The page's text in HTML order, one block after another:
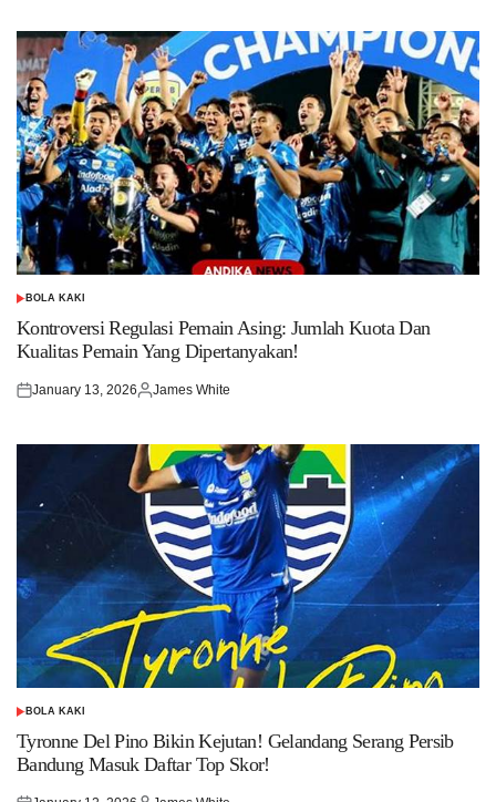
POSTED
BOLA KAKI
Kontroversi Regulasi Pemain Asing: Jumlah Kuota Dan
Kualitas Pemain Yang Dipertanyakan!
Posted
January 13, 2026
Posted
James White
POSTED
BOLA KAKI
Tyronne Del Pino Bikin Kejutan! Gelandang Serang Persib
Bandung Masuk Daftar Top Skor!